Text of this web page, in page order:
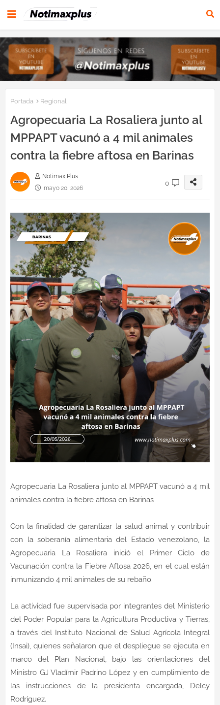
Portada Regional
Agropecuaria La Rosaliera junto al
MPPAPT vacunó a 4 mil animales
contra la fiebre aftosa en Barinas
Notimax Plus
mayo 20, 2026
0
Agropecuaria La Rosaliera junto al MPPAPT vacunó a 4 mil
animales contra la fiebre aftosa en Barinas
Con la finalidad de garantizar la salud animal y contribuir
con la soberanía alimentaria del Estado venezolano, la
Agropecuaria La Rosaliera inició el Primer Ciclo de
Vacunación contra la Fiebre Aftosa 2026, en el cual están
inmunizando 4 mil animales de su rebaño.
La actividad fue supervisada por integrantes del Ministerio
del Poder Popular para la Agricultura Productiva y Tierras,
a través del Instituto Nacional de Salud Agrícola Integral
(Insai), quienes señalaron que el despliegue se ejecuta en
marco del Plan Nacional, bajo las orientaciones del
Ministro GJ Vladímir Padrino López y en cumplimiento de
las instrucciones de la presidenta encargada, Delcy
Rodríguez.